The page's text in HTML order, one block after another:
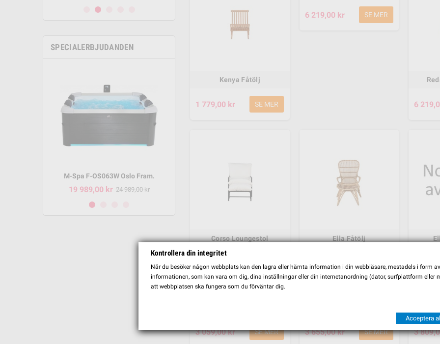
SPECIALERBJUDANDEN
M-Spa F-OS063W Oslo Fram.
19 989,00 kr 24 989,00 kr
M-Spa Rimba Urban 6-P
8 495,00 kr 11 995,00 kr
M-Spa Rimba Urban. 8-P
10 995,00 kr
Kenya Fåtölj
1 779,00 kr SE MER
6 219,00 kr SE MER
6
Corso Loungestol
3 595,00 kr SE MER
Ella Fåtölj
5 449,00 kr SE MER 5
3 059,00 kr SE MER 3 655,00 kr SE MER 3
Kontrollera din integritet
När du besöker någon webbplats kan den lagra eller hämta information i din webbläsare, mestadels i form
informationen, som kan vara om dig, dina inställningar eller din internetanordning (dator, surfplattform eller
att webbplatsen ska fungera som du förväntar dig.
Acceptera